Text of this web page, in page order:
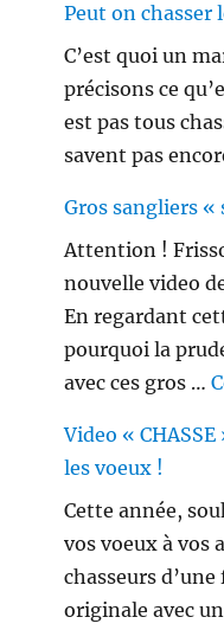
Peut on chasser
C’est quoi un
précisons ce
est pas tous
savent pas
Gros sangliers «
Attention !
nouvelle video
En regardant
pourquoi la
avec ces gros …
Video «
les voeux !
Cette année,
vos voeux à vos
chasseurs d’une
originale avec